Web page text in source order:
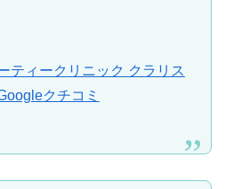
ティークリニック クラリス
クチコミ